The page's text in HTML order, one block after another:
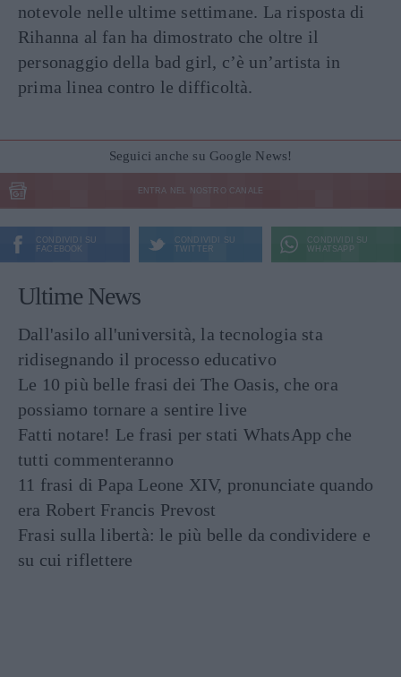
notevole nelle ultime settimane. La risposta di
Rihanna al fan ha dimostrato che oltre il
personaggio della bad girl, c’è un’artista in
prima linea contro le difficoltà.
Seguici anche su Google News!
ENTRA NEL NOSTRO CANALE
CONDIVIDI SU
FACEBOOK
CONDIVIDI SU
TWITTER
CONDIVIDI SU
WHATSAPP
Ultime News
Dall'asilo all'università, la tecnologia sta
ridisegnando il processo educativo
Le 10 più belle frasi dei The Oasis, che ora
possiamo tornare a sentire live
Fatti notare! Le frasi per stati WhatsApp che
tutti commenteranno
11 frasi di Papa Leone XIV, pronunciate quando
era Robert Francis Prevost
Frasi sulla libertà: le più belle da condividere e
su cui riflettere